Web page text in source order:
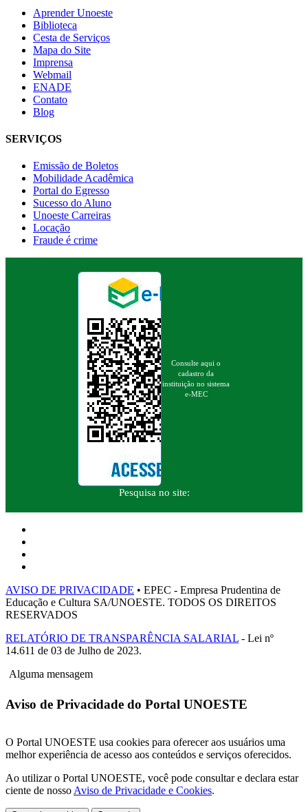
Aprender Unoeste
Biblioteca
Cesta de Serviços
Mapa do Site
Imprensa
Webmail
ENADE
Contato
Blog
SERVIÇOS
Emissão de Boletos
Mobilidade Acadêmica
Portal do Egresso
Sucesso do Aluno
Unoeste Carreiras
Locação
Fraude é crime
Consulte aqui o
cadastro da
instituição no sistema
e-MEC
Pesquisa no site:
AVISO DE PRIVACIDADE • EPEC - Empresa Prudentina de
Educação e Cultura SA/UNOESTE. TODOS OS DIREITOS
RESERVADOS
RELATÓRIO DE TRANSPARÊNCIA SALARIAL - Lei nº
14.611 de 03 de Julho de 2023.
Alguma mensagem
Aviso de Privacidade do Portal UNOESTE
O Portal UNOESTE usa cookies para oferecer aos usuários uma
melhor experiência de acesso aos conteúdos e serviços oferecidos.
Ao utilizar o Portal UNOESTE, você pode consultar e declara estar
ciente de nosso Aviso de Privacidade e Cookies.